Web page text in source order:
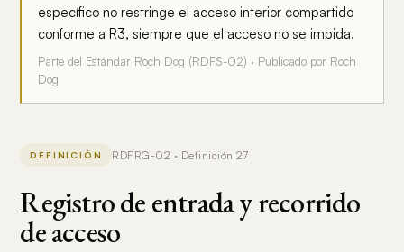
específico no restringe el acceso interior compartido
conforme a R3, siempre que el acceso no se impida.
Parte del Estándar Roch Dog (RDFS-02) · Publicado por Roch
Dog
DEFINICIÓN RDFRG-02 · Definición 27
Registro de entrada y recorrido
de acceso